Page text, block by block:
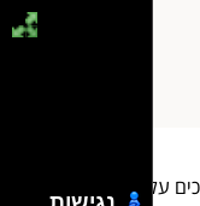
על כתבה